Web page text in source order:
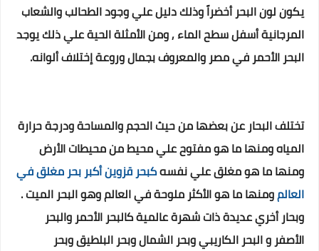
يكون لون البحر أخضراً وذلك دليل علي وجود الطحالب والشعاب
المرجانية أسفل سطح الماء , ومن الأمثلة الحية علي ذلك يوجد
البحر الأحمر في مصر والمعروف بجمال وروعة إختلاف ألوانه.
تختلف البحار عن بعضها من حيث الحجم والمساحة ودرجة حرارة
المياه ومنها ما هو مفتوح علي محيط من محيطات الأرض
ومنها ما هو مغلق علي نفسهكبحرقزوينأكبر بحر مغلق في
العالمومنها ما هو الأكثر ملوحة في العالم وهو البحر الميت .
وبحار أخري عديدة ذات شهرة عالمية كالبحر الأحمر والبحر
الأصفر و البحر الكاريبي وبحر الشمال وبحر البلطيق وبحر